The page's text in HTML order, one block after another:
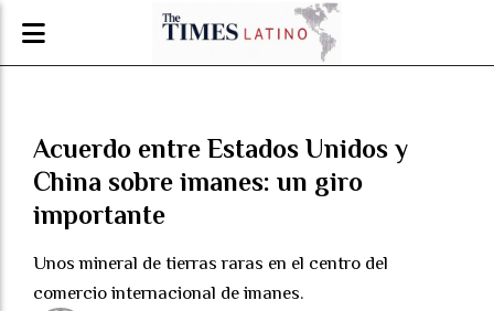
Acuerdo entre Estados Unidos y
China sobre imanes: un giro
importante
Unos mineral de tierras raras en el centro del
comercio internacional de imanes.